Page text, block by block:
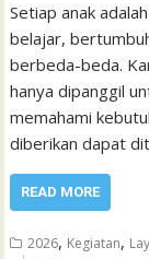
Setiap anak
belajar,
berbeda-beda.
hanya dipanggil
memahami
diberikan dapat
READ MORE
2026, Kegiatan,